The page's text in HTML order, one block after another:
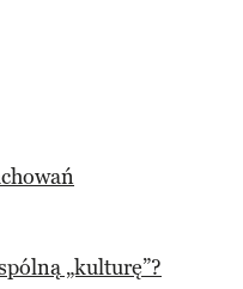
„kulturę”?